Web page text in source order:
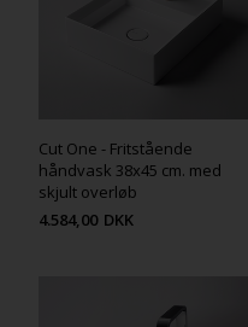
Cut One - Fritstående
håndvask 38x45 cm. med
skjult overløb
4.584,00 DKK